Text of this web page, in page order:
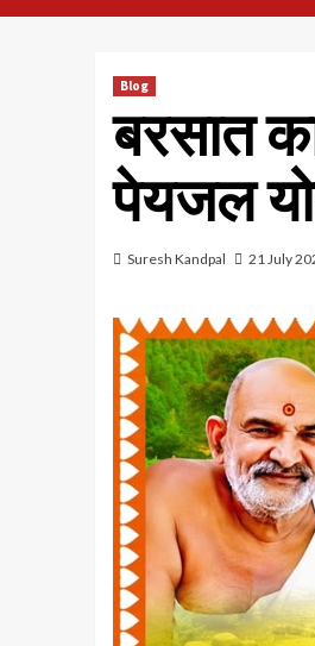
Blog
बरसात
पेयजल
Suresh Kandpal 21 July